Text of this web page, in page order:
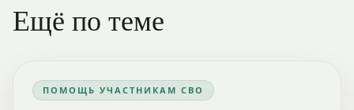
Ещё по теме
ПОМОЩЬ УЧАСТНИКАМ СВО